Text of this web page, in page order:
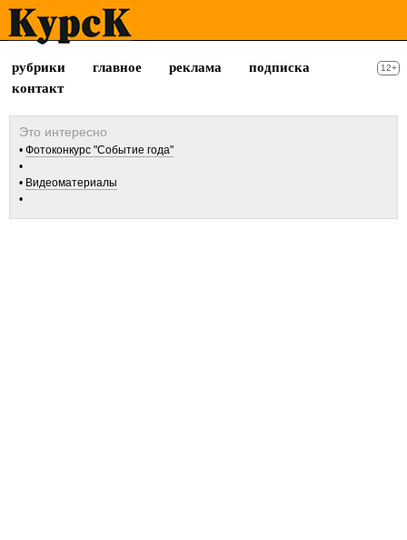
рубрики главное реклама
подписка
контакт
12+
Фотоконкурс "Событие года"
Видеоматериалы